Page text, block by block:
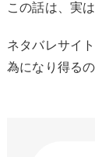
この話は、実
ネタバレサイ
為になり得る